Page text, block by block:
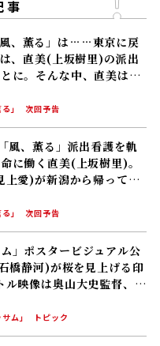
事
、薫る」は……東京に戻
、直美(上坂樹里)の派出
に。そんな中、直美は自
の看護を始める
」
次回予告
風、薫る」派出看護を軌
に働く直美(上坂樹里)。
上愛)が新潟から帰ってく
」
次回予告
」ポスタービジュアル公
橋静河)が桜を見上げる印
映像は奥山大史監督、語
2026年度後期放送
ム」
トピック